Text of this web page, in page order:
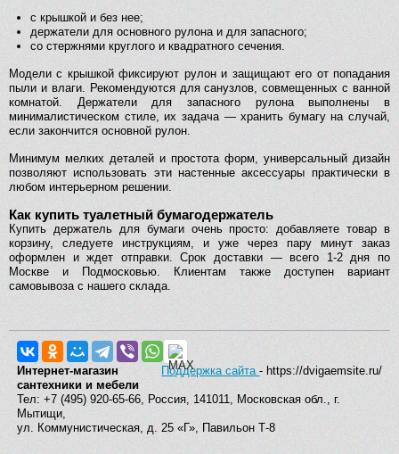
с крышкой и без нее;
держатели для основного рулона и для запасного;
со стержнями круглого и квадратного сечения.
Модели с крышкой фиксируют рулон и защищают его от попадания
пыли и влаги. Рекомендуются для санузлов, совмещенных с ванной
комнатой. Держатели для запасного рулона выполнены в
минималистическом стиле, их задача — хранить бумагу на случай,
если закончится основной рулон.
Минимум мелких деталей и простота форм, универсальный дизайн
позволяют использовать эти настенные аксессуары практически в
любом интерьерном решении.
Как купить туалетный бумагодержатель
Купить держатель для бумаги очень просто: добавляете товар в
корзину, следуете инструкциям, и уже через пару минут заказ
оформлен и ждет отправки. Срок доставки — всего 1-2 дня по
Москве и Подмосковью. Клиентам также доступен вариант
самовывоза с нашего склада.
Поддержка сайта- https://dvigaemsite.ru/
Интернет-магазин
сантехники и мебели
Тел: +7 (495) 920-65-66, Россия, 141011, Московская обл., г.
Мытищи,
ул. Коммунистическая, д. 25 «Г», Павильон Т-8